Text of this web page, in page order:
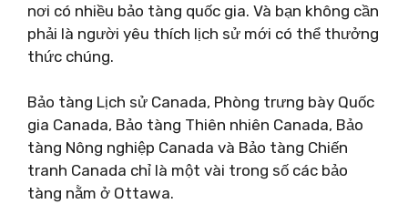
nơi có nhiều bảo tàng quốc gia. Và bạn không cần
phải là người yêu thích lịch sử mới có thể thưởng
thức chúng.
Bảo tàng Lịch sử Canada, Phòng trưng bày Quốc
gia Canada, Bảo tàng Thiên nhiên Canada, Bảo
tàng Nông nghiệp Canada và Bảo tàng Chiến
tranh Canada chỉ là một vài trong số các bảo
tàng nằm ở Ottawa.